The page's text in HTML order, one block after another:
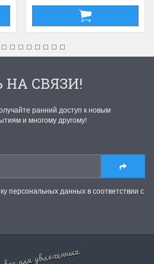
НА СВЯЗИ!
ранний доступ к новым
и многому другому!
персональных данных в соответствии с
все для увлеченных